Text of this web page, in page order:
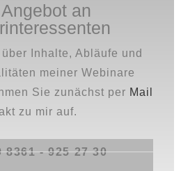
an
Inhalte, Abläufe und
meiner Webinare
Sie zunächst per Mail
zu mir auf.
8361 - 925 27 30